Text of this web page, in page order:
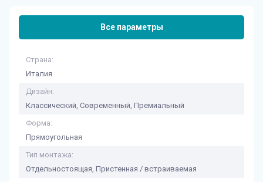
Все параметры
Страна:
Италия
Дизайн:
Классический, Современный, Премиальный
Форма:
Прямоугольная
Тип монтажа:
Отдельностоящая, Пристенная / встраиваемая